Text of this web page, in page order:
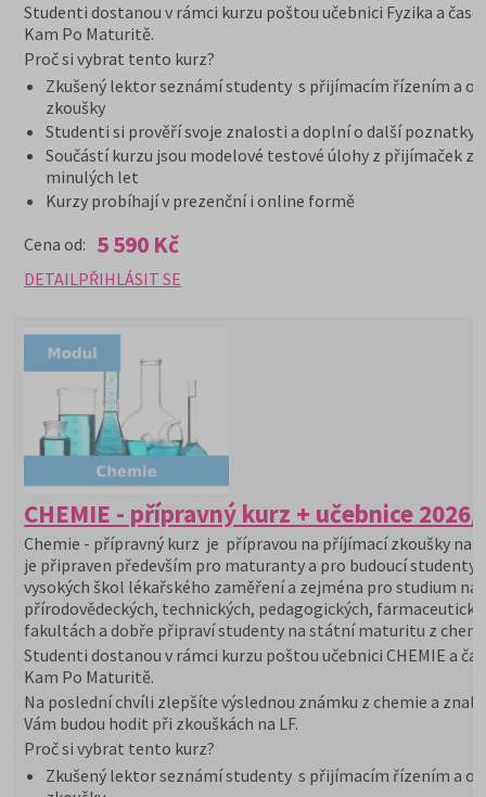
Studenti dostanou v rámci kurzu poštou učebnici Fyzika a
Kam Po Maturitě.
Proč si vybrat tento kurz?
Zkušený lektor seznámí studenty s přijímacím řízením a
zkoušky
Studenti si prověří svoje znalosti a doplní o další poznatky
Součástí kurzu jsou modelové testové úlohy z přijímaček z
minulých let
Kurzy probíhají v prezenční i online formě
Cena od: 5 590 Kč
DETAILPŘIHLÁSIT SE
CHEMIE - přípravný kurz + učebnice 2026/
Chemie - přípravný kurz je přípravou na příjímací zkoušky na
je připraven především pro maturanty a pro budoucí studenty
vysokých škol lékařského zaměření a zejména pro studium na
přírodovědeckých, technických, pedagogických,
fakultách a dobře připraví studenty na státní maturitu z
Studenti dostanou v rámci kurzu poštou učebnici CHEMIE a
Kam Po Maturitě.
Na poslední chvíli zlepšíte výslednou známku z chemie a
Vám budou hodit při zkouškách na LF.
Proč si vybrat tento kurz?
Zkušený lektor seznámí studenty s přijímacím řízením a